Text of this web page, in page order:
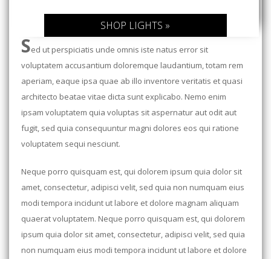
SHOP LIGHTS »
Sed ut perspiciatis unde omnis iste natus error sit
voluptatem accusantium doloremque laudantium, totam rem
aperiam, eaque ipsa quae ab illo inventore veritatis et quasi
architecto beatae vitae dicta sunt explicabo. Nemo enim
ipsam voluptatem quia voluptas sit aspernatur aut odit aut
fugit, sed quia consequuntur magni dolores eos qui ratione
voluptatem sequi nesciunt.
Neque porro quisquam est, qui dolorem ipsum quia dolor sit
amet, consectetur, adipisci velit, sed quia non numquam eius
modi tempora incidunt ut labore et dolore magnam aliquam
quaerat voluptatem. Neque porro quisquam est, qui dolorem
ipsum quia dolor sit amet, consectetur, adipisci velit, sed quia
non numquam eius modi tempora incidunt ut labore et dolore